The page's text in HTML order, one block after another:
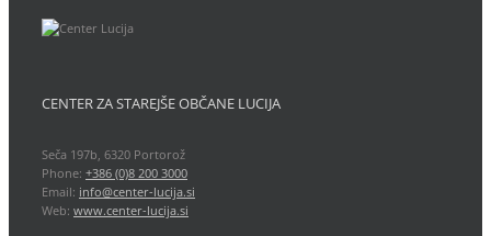
CENTER ZA STAREJŠE OBČANE LUCIJA
Seča 197b, 6320 Portorož
Phone: +386 (0)8 200 3000
Email: info@center-lucija.si
Web: www.center-lucija.si